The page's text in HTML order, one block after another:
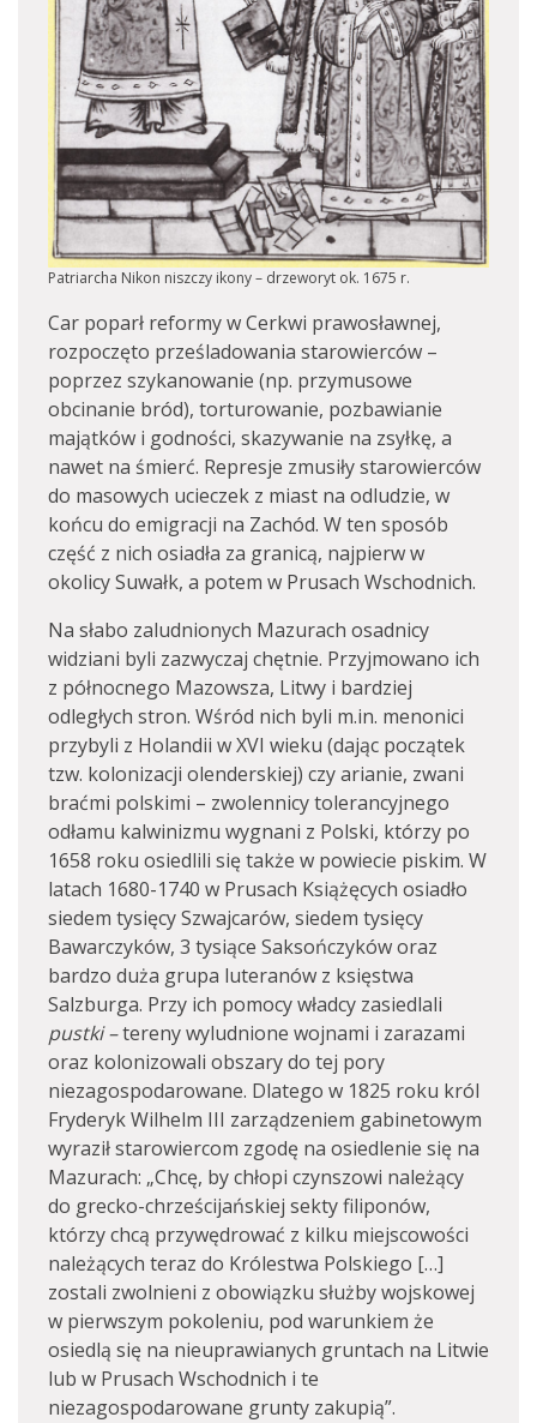
Patriarcha Nikon niszczy ikony – drzeworyt ok. 1675 r.
Car poparł reformy w Cerkwi prawosławnej,
rozpoczęto prześladowania starowierców –
poprzez szykanowanie (np. przymusowe
obcinanie bród), torturowanie, pozbawianie
majątków i godności, skazywanie na zsyłkę, a
nawet na śmierć. Represje zmusiły starowierców
do masowych ucieczek z miast na odludzie, w
końcu do emigracji na Zachód. W ten sposób
część z nich osiadła za granicą, najpierw w
okolicy Suwałk, a potem w Prusach Wschodnich.
Na słabo zaludnionych Mazurach osadnicy
widziani byli zazwyczaj chętnie. Przyjmowano ich
z północnego Mazowsza, Litwy i bardziej
odległych stron. Wśród nich byli m.in. menonici
przybyli z Holandii w XVI wieku (dając początek
tzw. kolonizacji olenderskiej) czy arianie, zwani
braćmi polskimi – zwolennicy tolerancyjnego
odłamu kalwinizmu wygnani z Polski, którzy po
1658 roku osiedlili się także w powiecie piskim. W
latach 1680-1740 w Prusach Książęcych osiadło
siedem tysięcy Szwajcarów, siedem tysięcy
Bawarczyków, 3 tysiące Saksończyków oraz
bardzo duża grupa luteranów z księstwa
Salzburga. Przy ich pomocy władcy zasiedlali
pustki –tereny wyludnione wojnami i zarazami
oraz kolonizowali obszary do tej pory
niezagospodarowane. Dlatego w 1825 roku król
Fryderyk Wilhelm III zarządzeniem gabinetowym
wyraził starowiercom zgodę na osiedlenie się na
Mazurach: „Chcę, by chłopi czynszowi należący
do grecko-chrześcijańskiej sekty filiponów,
którzy chcą przywędrować z kilku miejscowości
należących teraz do Królestwa Polskiego […]
zostali zwolnieni z obowiązku służby wojskowej
w pierwszym pokoleniu, pod warunkiem że
osiedlą się na nieuprawianych gruntach na Litwie
lub w Prusach Wschodnich i te
niezagospodarowane grunty zakupią”.